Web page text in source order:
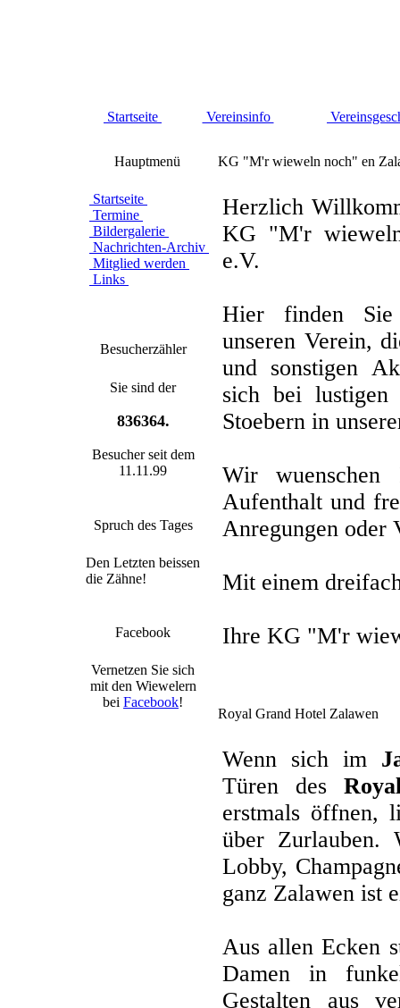
Startseite Vereinsinfo
Hauptmenü
Startseite
Termine
Bildergalerie
Nachrichten-Archiv
Mitglied werden
Links
Besucherzähler
Sie sind der
836364.
Besucher seit dem
11.11.99
Spruch des Tages
Den Letzten beissen
die Zähne!
Facebook
Vernetzen Sie sich
mit den Wiewelern
bei Facebook!
KG "M'r wieweln noch" en
Herzlich
KG "M'r
e.V.
Hier finden Sie
unseren Verein,
und sonstigen
sich bei lustigen
Stoebern in
Wir wuenschen
Aufenthalt und
Anregungen oder
Mit einem
Ihre KG "M'r
Royal Grand Hotel Zalawen
Wenn sich im
Türen des
erstmals öffnen,
über
Lobby,
ganz Zalawen ist
Aus allen Ecken
Damen in
Gestalten aus